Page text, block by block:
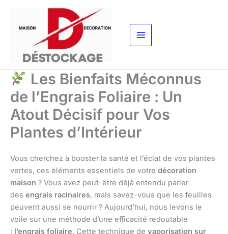
contenu
Les Bienfaits Méconnus
de l’Engrais Foliaire : Un
Atout Décisif pour Vos
Plantes d’Intérieur
Vous cherchez à booster la santé et l’éclat de vos plantes
vertes, ces éléments essentiels de votre décoration
maison ? Vous avez peut-être déjà entendu parler
des engrais racinaires, mais savez-vous que les feuilles
peuvent aussi se nourrir ? Aujourd’hui, nous levons le
voile sur une méthode d’une efficacité redoutable
: l’engrais foliaire. Cette technique de vaporisation sur